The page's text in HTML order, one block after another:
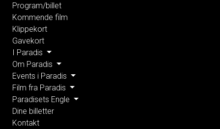
Program/billet
Kommende film
Klippekort
Gavekort
I Paradis
Om Paradis
Events i Paradis
Film fra Paradis
Paradisets Engle
Dine billetter
Kontakt